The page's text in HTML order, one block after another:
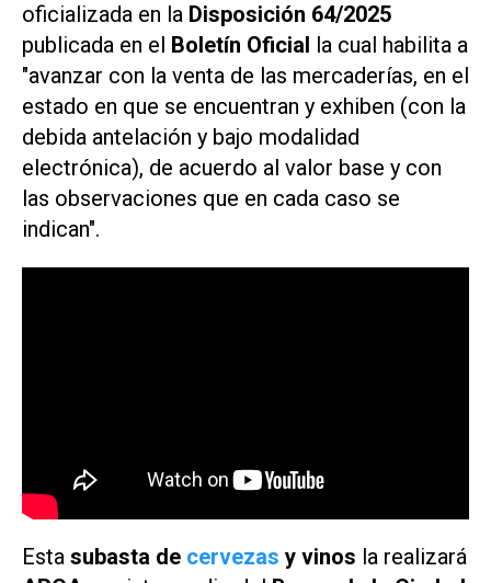
oficializada en la Disposición 64/2025
publicada en el Boletín Oficial la cual habilita a
"avanzar con la venta de las mercaderías, en el
estado en que se encuentran y exhiben (con la
debida antelación y bajo modalidad
electrónica), de acuerdo al valor base y con
las observaciones que en cada caso se
indican".
Esta subasta de cervezas y vinos la realizará